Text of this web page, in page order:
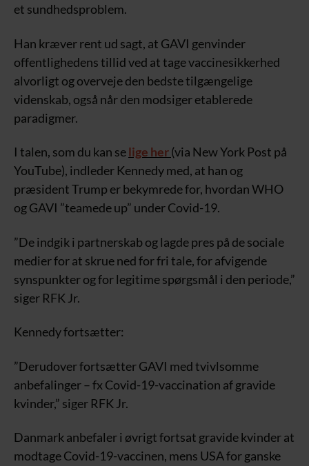
et sundhedsproblem.
Han kræver rent ud sagt, at GAVI genvinder
offentlighedens tillid ved at tage vaccinesikkerhed
alvorligt og overveje den bedste tilgængelige
videnskab, også når den modsiger etablerede
paradigmer.
I talen, som du kan selige her(via New York Post på
YouTube), indleder Kennedy med, at han og
præsident Trump er bekymrede for, hvordan WHO
og GAVI ”teamede up” under Covid-19.
”De indgik i partnerskab og lagde pres på de sociale
medier for at skrue ned for fri tale, for afvigende
synspunkter og for legitime spørgsmål i den periode,”
siger RFK Jr.
Kennedy fortsætter:
”Derudover fortsætter GAVI med tvivlsomme
anbefalinger – fx Covid-19-vaccination af gravide
kvinder,” siger RFK Jr.
Danmark anbefaler i øvrigt fortsat gravide kvinder at
modtage Covid-19-vaccinen, mens USA for ganske